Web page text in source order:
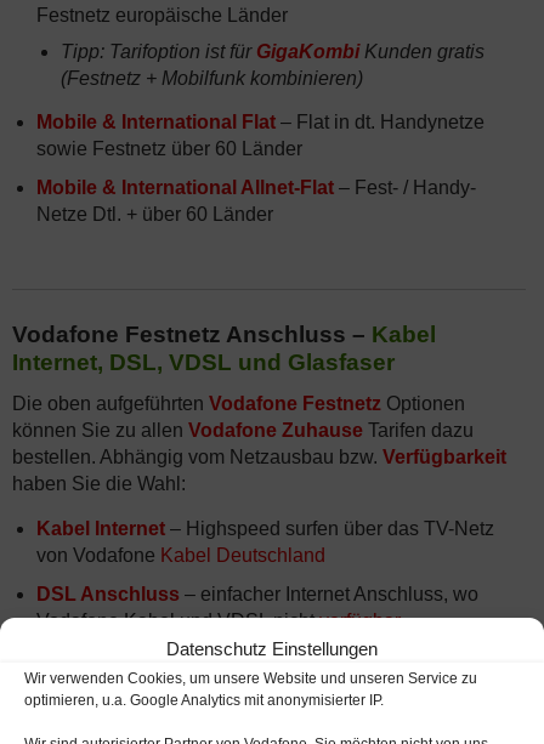
Datenschutz Einstellungen
Wir verwenden Cookies, um unsere Website und unseren Service zu
optimieren, u.a. Google Analytics mit anonymisierter IP.
Festnetz europäische Länder
Tipp: Tarifoption ist für GigaKombiKunden gratis
(Festnetz + Mobilfunk kombinieren)
Mobile & International Flat – Flat in dt. Handynetze
sowie Festnetz über 60 Länder
Mobile & International Allnet-Flat – Fest- / Handy-
Netze Dtl. + über 60 Länder
Vodafone Festnetz Anschluss – Kabel
Internet, DSL, VDSL und Glasfaser
Die oben aufgeführten Vodafone Festnetz Optionen
können Sie zu allen Vodafone Zuhause Tarifen dazu
bestellen. Abhängig vom Netzausbau bzw. Verfügbarkeit
haben Sie die Wahl:
Kabel Internet – Highspeed surfen über das TV-Netz
von Vodafone Kabel Deutschland
DSL Anschluss – einfacher Internet Anschluss, wo
Vodafone Kabel und VDSL nichtverfügbar
VDSL Anschluss-Surfen über die Telefonleitung bis
250 MBit mitVDSL Super-Vectoring